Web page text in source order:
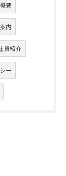
要
内
員紹介
ー